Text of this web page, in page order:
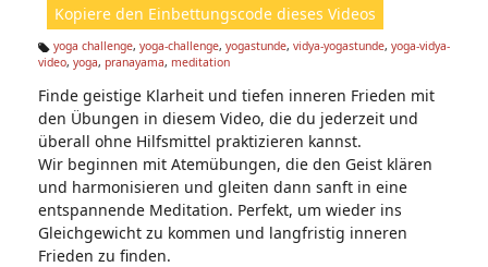
n:
Kopiere den Einbettungscode dieses Videos
Ta
s:
yoga challenge, yoga-challenge, yogastunde, vidya-yogastunde, yoga-vidya-
video, yoga, pranayama, meditation
Finde geistige Klarheit und tiefen inneren Frieden mit
den Übungen in diesem Video, die du jederzeit und
überall ohne Hilfsmittel praktizieren kannst.
Wir beginnen mit Atemübungen, die den Geist klären
und harmonisieren und gleiten dann sanft in eine
entspannende Meditation. Perfekt, um wieder ins
Gleichgewicht zu kommen und langfristig inneren
Frieden zu finden.